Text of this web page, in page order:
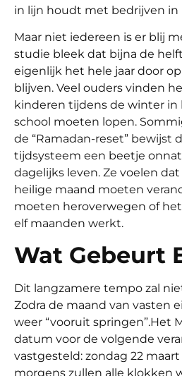
in lijn houdt met bedrijven in
Maar niet iedereen is er blij
studie bleek dat bijna de
eigenlijk het hele jaar door
blijven. Veel ouders vinden
kinderen tijdens de winter in
school moeten lopen.
de “Ramadan-reset” bewijst
tijdsysteem een beetje
dagelijks leven. Ze voelen
heilige maand moeten
moeten heroverwegen of
elf maanden werkt.
Wat Gebeurt
Dit langzamere tempo zal
Zodra de maand van vasten
weer “vooruit springen”.Het
datum voor de volgende
vastgesteld: zondag 22 maart
morgens zullen alle klokken